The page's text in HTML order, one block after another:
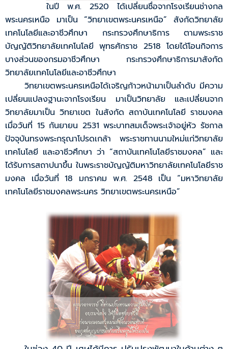
ในปี พ.ศ. 2520 ได้เปลี่ยนชื่อจากโรงเรียนช่างกล
พระนครเหนือ มาเป็น “วิทยาเขตพระนครเหนือ” สังกัดวิทยาลัย
เทคโนโลยีและอาชีวศึกษา กระทรวงศึกษาธิการ ตามพระราช
บัญญัติวิทยาลัยเทคโนโลยี พุทธศักราช 2518 โดยได้โอนกิจการ
บางส่วนของกรมอาชีวศึกษา กระทรวงศึกษาธิการมาสังกัด
วิทยาลัยเทคโนโลยีและอาชีวศึกษา
วิทยาเขตพระนครเหนือได้เจริญก้าวหน้ามาเป็นลำดับ มีความ
เปลี่ยนแปลงฐานะจากโรงเรียน มาเป็นวิทยาลัย และเปลี่ยนจาก
วิทยาลัยมาเป็น วิทยาเขต ในสังกัด สถาบันเทคโนโลยี ราชมงคล
เมื่อวันที่ 15 กันยายน 2531 พระบาทสมเด็จพระเจ้าอยู่หัว รัชกาล
ปัจจุบันทรงพระกรุณาโปรดเกล้า พระราชทานนามใหม่แก่วิทยาลัย
เทคโนโลยี และอาชีวศึกษา ว่า “สถาบันเทคโนโลยีราชมงคล” และ
ได้รับการสถาปนาขึ้น ในพระราชบัญญัติมหาวิทยาลัยเทคโนโลยีราช
มงคล เมื่อวันที่ 18 มกราคม พ.ศ. 2548 เป็น “มหาวิทยาลัย
เทคโนโลยีราชมงคลพระนคร วิทยาเขตพระนครเหนือ”